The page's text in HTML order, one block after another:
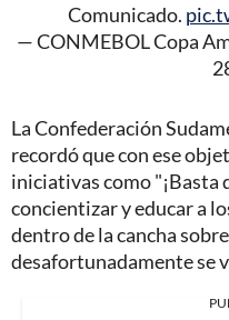
Comunicado.
— CONMEBOL Copa
La Confederación
recordó que con ese
iniciativas como "¡Basta
concientizar y educar a
dentro de la cancha
desafortunadamente se